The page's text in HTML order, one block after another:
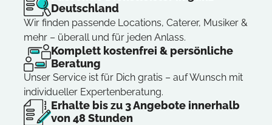
Deutschland
Wir finden passende Locations, Caterer, Musiker &
mehr – überall und für jeden Anlass.
Komplett kostenfrei & persönliche
Beratung
Unser Service ist für Dich gratis – auf Wunsch mit
individueller Expertenberatung.
Erhalte bis zu 3 Angebote innerhalb
von 48 Stunden